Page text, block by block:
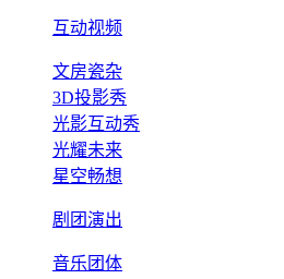
互动视频
文房瓷杂
3D投影秀
光影互动秀
光耀未来
星空畅想
剧团演出
音乐团体